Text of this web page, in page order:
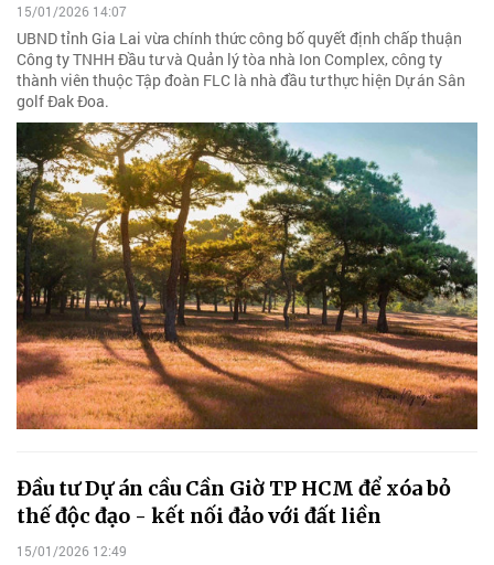
15/01/2026 14:07
UBND tỉnh Gia Lai vừa chính thức công bố quyết định chấp thuận
Công ty TNHH Đầu tư và Quản lý tòa nhà Ion Complex, công ty
thành viên thuộc Tập đoàn FLC là nhà đầu tư thực hiện Dự án Sân
golf Đak Đoa.
Đầu tư Dự án cầu Cần Giờ TP HCM để xóa bỏ
thế độc đạo - kết nối đảo với đất liền
15/01/2026 12:49